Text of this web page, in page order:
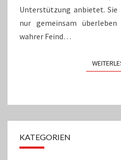
Unterstützung anbietet. Sie
nur gemeinsam
wahrer Feind…
KATEGORIEN